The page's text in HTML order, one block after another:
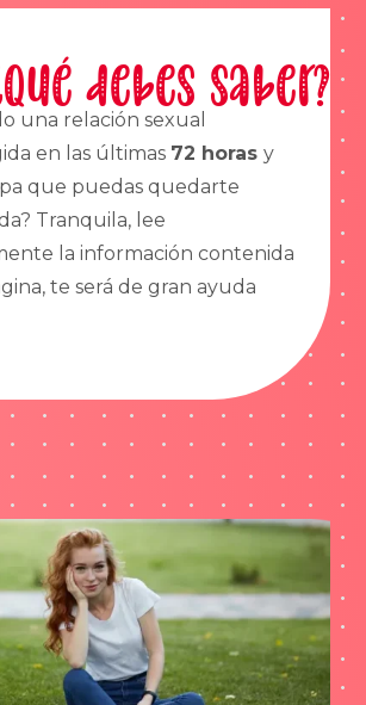
debes saber?
una relación sexual
en las últimas 72 horas y
que puedas quedarte
Tranquila, lee
la información contenida
te será de gran ayuda